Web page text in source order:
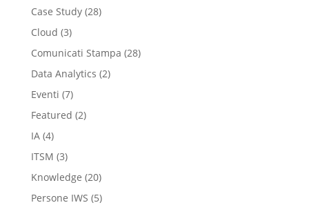
Case Study(28)
Cloud (3)
Comunicati Stampa (28)
Data Analytics (2)
Eventi (7)
Featured (2)
IA(4)
ITSM (3)
Knowledge (20)
Persone IWS (5)